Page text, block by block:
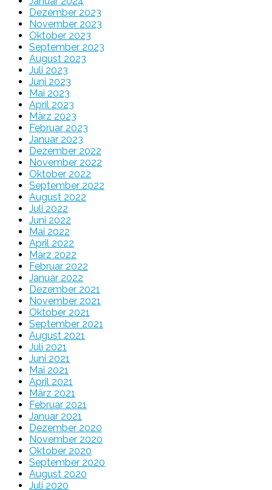
Dezember 2023
November 2023
Oktober 2023
September 2023
August 2023
Juli 2023
Juni 2023
Mai 2023
April 2023
März 2023
Februar 2023
Januar 2023
Dezember 2022
November 2022
Oktober 2022
September 2022
August 2022
Juli 2022
Juni 2022
Mai 2022
April 2022
März 2022
Februar 2022
Januar 2022
Dezember 2021
November 2021
Oktober 2021
September 2021
August 2021
Juli 2021
Juni 2021
Mai 2021
April 2021
März 2021
Februar 2021
Januar 2021
Dezember 2020
November 2020
Oktober 2020
September 2020
August 2020
Juli 2020